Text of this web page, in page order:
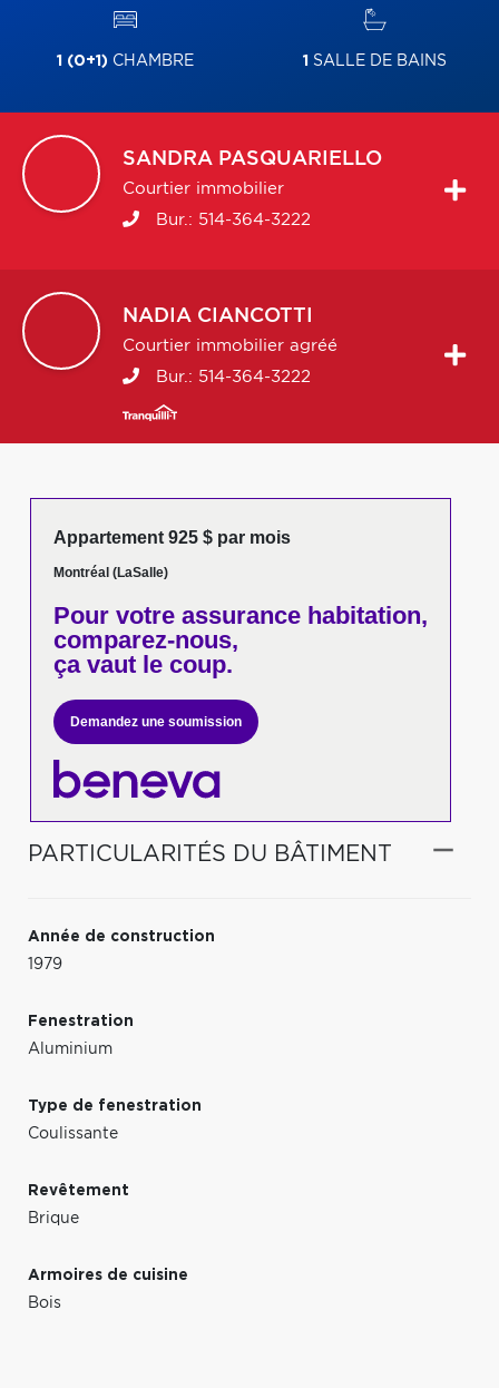
1 (0+1) CHAMBRE 1 SALLE DE BAINS
SANDRA PASQUARIELLO
Courtier immobilier
Bur.: 514-364-3222
NADIA CIANCOTTI
Courtier immobilier agréé
Bur.: 514-364-3222
Appartement 925 $ par mois
Montréal (LaSalle)
Pour votreassurance habitation,
comparez-nous,
ça vaut le coup.
Demandez une soumission
PARTICULARITÉS DU BÂTIMENT
Année de construction
1979
Fenestration
Aluminium
Type de fenestration
Coulissante
Revêtement
Brique
Armoires de cuisine
Bois